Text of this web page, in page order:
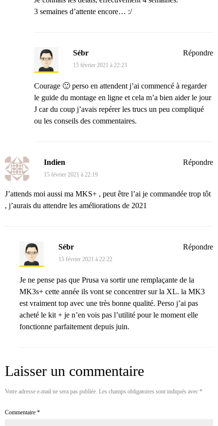
3 semaines d’attente encore… :/
Sébr
15 février 2021 à 22:23
Courage 🙂 perso en attendent j’ai commencé à regarder
le guide du montage en ligne et cela m’a bien aider le jour
J car du coup j’avais repérer les trucs un peu compliqué
ou les conseils des commentaires.
Répondre
Indien
15 février 2021 à 22:19
J’attends moi aussi ma MKS+ , peut être l’ai je commandée trop tôt
, j’aurais du attendre les améliorations de 2021
Répondre
Sébr
15 février 2021 à 22:22
Je ne pense pas que Prusa va sortir une remplaçante de la
MK3s+ cette année ils vont se concentrer sur la XL. la MK3
est vraiment top avec une très bonne qualité. Perso j’ai pas
acheté le kit + je n’en vois pas l’utilité pour le moment elle
fonctionne parfaitement depuis juin.
Répondre
Laisser un commentaire
Votre adresse e-mail ne sera pas publiée. Les champs obligatoires sont indiqués avec *
Commentaire *